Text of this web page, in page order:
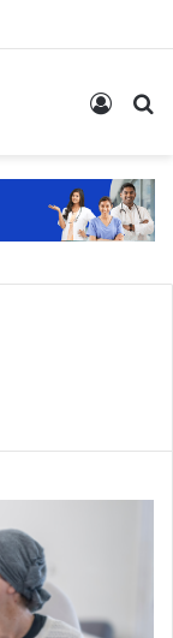
नहीं?
Log In